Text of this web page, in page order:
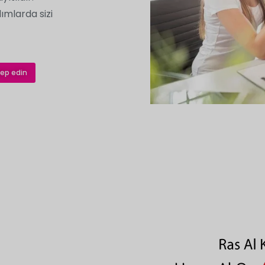
sizi
edin